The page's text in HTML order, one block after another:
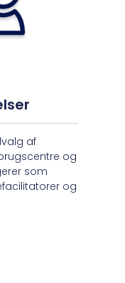
af
og
som
og